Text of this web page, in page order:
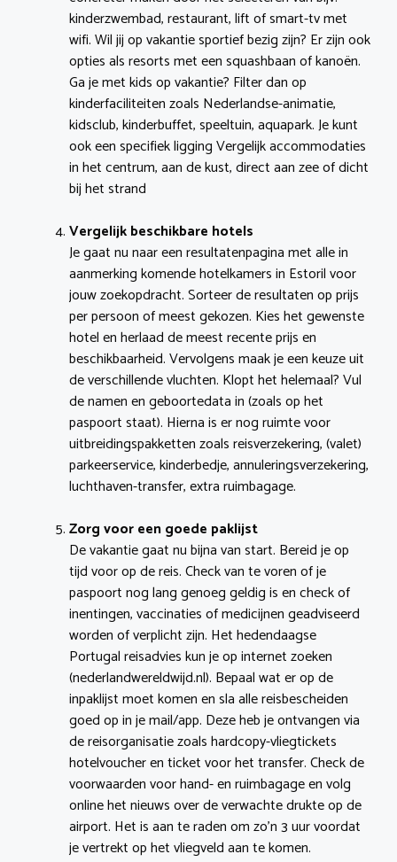
kinderzwembad, restaurant, lift of smart-tv met
wifi. Wil jij op vakantie sportief bezig zijn? Er zijn ook
opties als resorts met een squashbaan of kanoën.
Ga je met kids op vakantie? Filter dan op
kinderfaciliteiten zoals Nederlandse-animatie,
kidsclub, kinderbuffet, speeltuin, aquapark. Je kunt
ook een specifiek ligging Vergelijk accommodaties
in het centrum, aan de kust, direct aan zee of dicht
bij het strand
Vergelijk beschikbare hotels
Je gaat nu naar een resultatenpagina met alle in
aanmerking komende hotelkamers in Estoril voor
jouw zoekopdracht. Sorteer de resultaten op prijs
per persoon of meest gekozen. Kies het gewenste
hotel en herlaad de meest recente prijs en
beschikbaarheid. Vervolgens maak je een keuze uit
de verschillende vluchten. Klopt het helemaal? Vul
de namen en geboortedata in (zoals op het
paspoort staat). Hierna is er nog ruimte voor
uitbreidingspakketten zoals reisverzekering, (valet)
parkeerservice, kinderbedje, annuleringsverzekering,
luchthaven-transfer, extra ruimbagage.
Zorg voor een goede paklijst
De vakantie gaat nu bijna van start. Bereid je op
tijd voor op de reis. Check van te voren of je
paspoort nog lang genoeg geldig is en check of
inentingen, vaccinaties of medicijnen geadviseerd
worden of verplicht zijn. Het hedendaagse
Portugal reisadvies kun je op internet zoeken
(nederlandwereldwijd.nl). Bepaal wat er op de
inpaklijst moet komen en sla alle reisbescheiden
goed op in je mail/app. Deze heb je ontvangen via
de reisorganisatie zoals hardcopy-vliegtickets
hotelvoucher en ticket voor het transfer. Check de
voorwaarden voor hand- en ruimbagage en volg
online het nieuws over de verwachte drukte op de
airport. Het is aan te raden om zo’n 3 uur voordat
je vertrekt op het vliegveld aan te komen.